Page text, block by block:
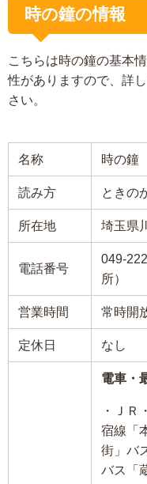
時の鐘の情報
こちらは時の鐘の基本
性がありますので、詳
さい。
名称 時の鐘
読み方 ときの
所在地 埼玉県
電話番号
049-
所）
営業時間 常時開
定休日 なし
電車・
・ＪＲ
宿線「
街」バ
バス「